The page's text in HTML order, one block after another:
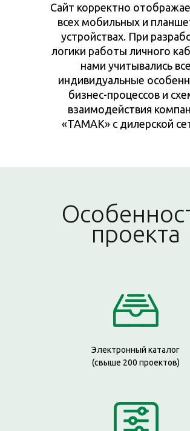
Сайт корректно
всех мобильных и
устройствах. При
логики работы личного
нами учитывались все
индивидуальные
бизнес-процессов и
взаимодействия
«ТАМАК» с дилерской
проекта
Электронный каталог
(свыше 200 проектов)